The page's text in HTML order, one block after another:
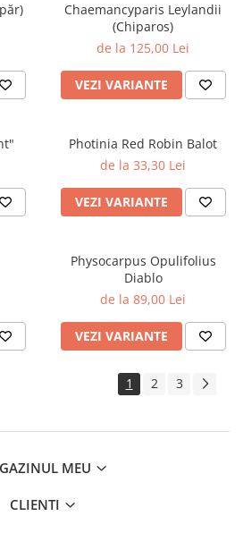
Chaemancyparis Leylandii
(Chiparos)
de la 125,00 Lei
VEZI VARIANTE
Photinia Red Robin Balot
de la 33,30 Lei
VEZI VARIANTE
Physocarpus Opulifolius
Diablo
de la 89,00 Lei
VEZI VARIANTE
1 2 3
MEU
CLIENTI